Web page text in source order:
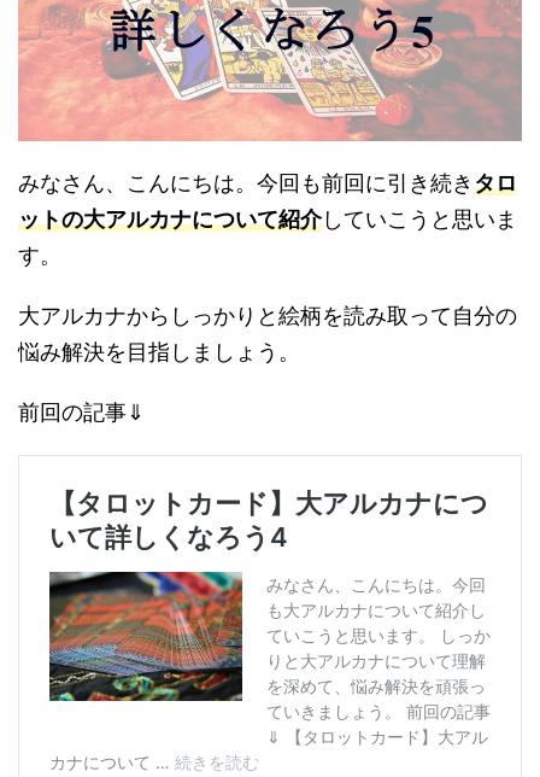
みなさん、こんにちは。今回も前回に引き続きタロ
ットの大アルカナについて紹介していこうと思いま
す。
大アルカナからしっかりと絵柄を読み取って自分の
悩み解決を目指しましょう。
前回の記事⇓